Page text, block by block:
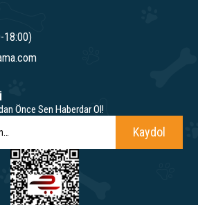
18:00)
Önce Sen Haberdar Ol!
Kaydol